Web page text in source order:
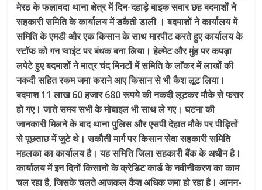
k
p
e
r
मेरठ के फलावदा थाना क्षेत्र में दिन-दहाड़े बाइक सवार छह बदमाशों ने
सहकारी समिति के कार्यालय में डकैती डाली । बदमाशों ने कार्यालय में
समिति के एमडी और एक किसान के साथ मारपीट करते हुए कार्यालय के
स्टाॅफ को गन प्वाइंट पर बंधक बना लिया। हेल्मेट और मुंह पर कपड़ा
लपेटे हुए बदमाशों ने मात्र चंद मिनटों में समिति के लाॅकर में लाखों की
नकदी सहित रकम जमा कराने आए किसान से भी कैश लूट लिया।
बदमाश 11 लाख 60 हजार 680 रूपये की नकदी लूटकर मौके से फरार
हो गए। जाते समय सभी के मोबाइल भी साथ ले गए। घटना की
जानकारी मिलने के बाद थाना पुलिस और एसपी देहात मौके पर पीड़ितों
से पूछताछ में जुटे थे। सकौती मार्ग पर किसान सेवा सहकारी समिति
महलका का कार्यालय है। यह समिति जिला सहकारी बैंक के अधीन है।
कार्यालय में इन दिनों किसानो के क्रेडिट कार्ड के नवीनीकरण का काम
चल रहा है, जिसके चलते आजकल कैश अधिक जमा हो रहा है। आनन-